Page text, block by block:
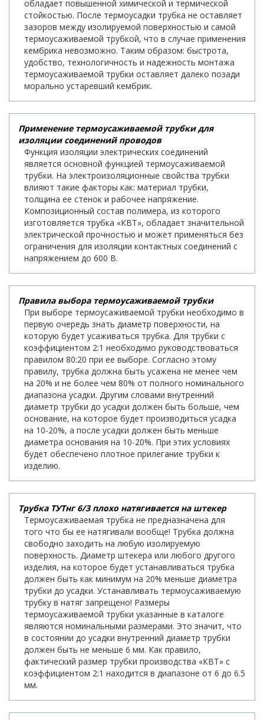
обладает повышенной химической и термической
стойкостью. После термоусадки трубка не оставляет
зазоров между изолируемой поверхностью и самой
термоусаживаемой трубкой, что в случае применения
кембрика невозможно. Таким образом: быстрота,
удобство, технологичность и надежность монтажа
термоусаживаемой трубки оставляет далеко позади
морально устаревший кембрик.
Применение термоусаживаемой трубки для
изоляции соединений проводов
Функция изоляции электрических соединений
является основной функцией термоусаживаемой
трубки. На электроизоляционные свойства трубки
влияют такие факторы как: материал трубки,
толщина ее стенок и рабочее напряжение.
Композиционный состав полимера, из которого
изготовляется трубка «КВТ», обладает значительной
электрической прочностью и может применяться без
ограничения для изоляции контактных соединений с
напряжением до 600 В.
Правила выбора термоусаживаемой трубки
При выборе термоусаживаемой трубки необходимо в
первую очередь знать диаметр поверхности, на
которую будет усаживаться трубка. Для трубки с
коэффициентом 2:1 необходимо руководствоваться
правилом 80:20 при ее выборе. Согласно этому
правилу, трубка должна быть усажена не менее чем
на 20% и не более чем 80% от полного номинального
диапазона усадки. Другим словами внутренний
диаметр трубки до усадки должен быть больше, чем
основание, на которое будет производиться усадка
на 10-20%, а после усадки должен быть меньше
диаметра основания на 10-20%. При этих условиях
будет обеспечено плотное прилегание трубки к
изделию.
Трубка ТУТнг 6/3 плохо натягивается на штекер
Термоусаживаемая трубка не предназначена для
того что бы ее натягивали вообще! Трубка должна
свободно заходить на любую изолируемую
поверхность. Диаметр штекера или любого другого
изделия, на которое будет устанавливаться трубка
должен быть как минимум на 20% меньше диаметра
трубки до усадки. Устанавливать термоусаживаемую
трубку в натяг запрещено! Размеры
термоусаживаемой трубки указанные в каталоге
являются номинальными размерами. Это значит, что
в состоянии до усадки внутренний диаметр трубки
должен быть не меньше 6 мм. Как правило,
фактический размер трубки производства «КВТ» с
коэффициентом 2:1 находится в диапазоне от 6 до 6.5
мм.